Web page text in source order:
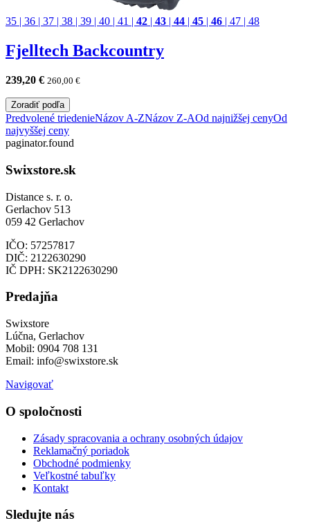
35 | 36 | 37 | 38 | 39 | 40 | 41 | 42 | 43 | 44 | 45 | 46 | 47 | 48
Fjelltech Backcountry
239,20 € 260,00 €
Zoradiť podľa
Predvolené triedenieNázov A-ZNázov Z-AOd najnižšej cenyOd
najvyššej ceny
paginator.found
Swixstore.sk
Distance s. r. o.
Gerlachov 513
059 42 Gerlachov
IČO: 57257817
DIČ: 2122630290
IČ DPH: SK2122630290
Predajňa
Swixstore
Lúčna, Gerlachov
Mobil: 0904 708 131
Email: info@swixstore.sk
Navigovať
O spoločnosti
Zásady spracovania a ochrany osobných údajov
Reklamačný poriadok
Obchodné podmienky
Veľkostné tabuľky
Kontakt
Sledujte nás